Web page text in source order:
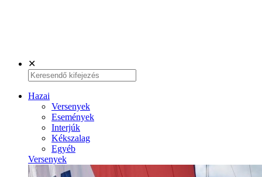
✕
Hazai
Versenyek
Események
Interjúk
Kékszalag
Egyéb
Versenyek